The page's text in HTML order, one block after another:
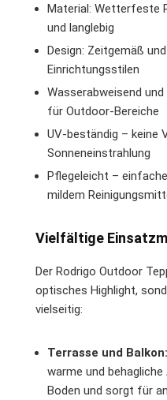
Material: Wetterfeste
und langlebig
Design: Zeitgemäß
Einrichtungsstilen
Wasserabweisend
für Outdoor-Bereiche
UV-beständig – keine
Sonneneinstrahlung
Pflegeleicht –
mildem
Vielfältige
Der Rodrigo Outdoor
optisches Highlight,
vielseitig:
Terrasse und Balkon:
warme und
Boden und sorgt für